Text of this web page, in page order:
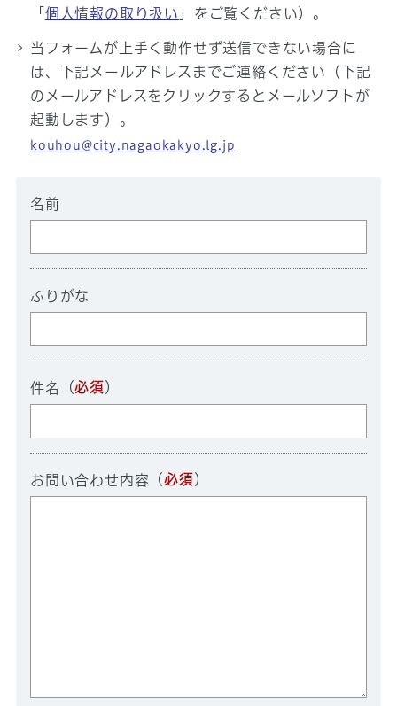
「 個人情報の取り扱い 」をご覧ください）。
当フォームが上手く動作せず送信できない場合に
は、下記メールアドレスまでご連絡ください（下記
のメールアドレスをクリックするとメールソフトが
起動します）。
kouhou@city.nagaokakyo.lg.jp
名前
ふりがな
件名 （必須 ）
お問い合わせ内容 （必須 ）